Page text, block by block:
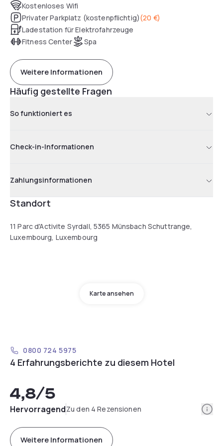
Kostenloses Wifi
Privater Parkplatz (kostenpflichtig)(20 €)
Ladestation für Elektrofahrzeuge
Fitness Center
Spa
Weitere Informationen
Häufig gestellte Fragen
So funktioniert es
Check-in-Informationen
Zahlungsinformationen
Standort
11 Parc d'Activite Syrdall, 5365 Münsbach Schuttrange,
Luxembourg, Luxembourg
Karte ansehen
0800 724 5975
4 Erfahrungsberichte zu diesem Hotel
4,8/5
HervorragendZu den 4 Rezensionen
Weitere Informationen